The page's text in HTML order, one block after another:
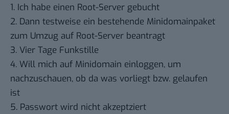
1. Ich habe einen Root-Server gebucht
2. Dann testweise ein bestehende Minidomainpaket
zum Umzug auf Root-Server beantragt
3. Vier Tage Funkstille
4. Will mich auf Minidomain einloggen, um
nachzuschauen, ob da was vorliegt bzw. gelaufen
ist
5. Passwort wird nicht akzeptziert